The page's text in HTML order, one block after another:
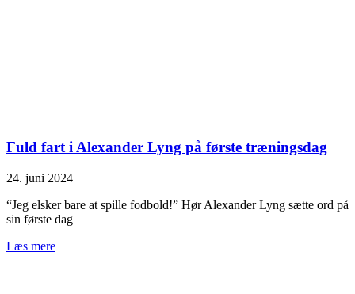
Fuld fart i Alexander Lyng på første træningsdag
24. juni 2024
“Jeg elsker bare at spille fodbold!” Hør Alexander Lyng sætte ord på
sin første dag
Læs mere